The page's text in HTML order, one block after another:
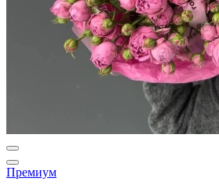
Премиум